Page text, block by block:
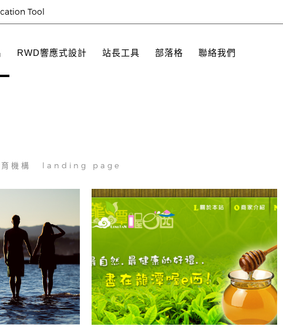
Tool
RWD響應式設計 站長工具 部落格 聯絡我們
機構 landing page
誼